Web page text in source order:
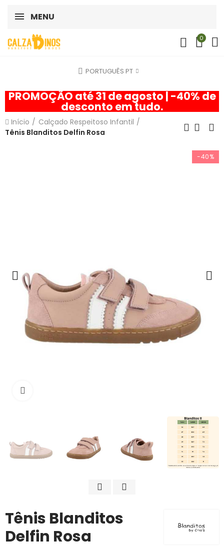
MENU
0
PORTUGUÊS PT
PROMOÇÃO até 31 de agosto | -40% de
desconto em tudo.
Início
Calçado Respeitoso Infantil
Tênis Blanditos Delfin Rosa
-40%
Tênis Blanditos
Delfin Rosa